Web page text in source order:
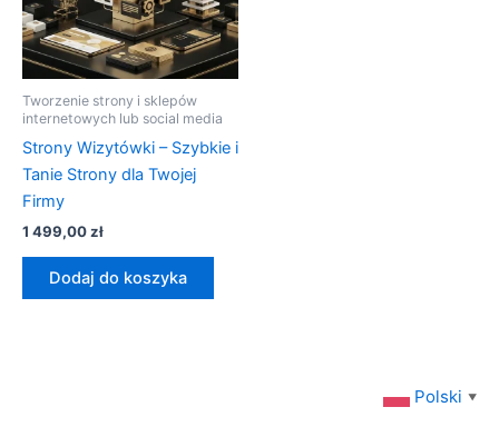
Tworzenie strony i sklepów
internetowych lub social media
Strony Wizytówki – Szybkie i
Tanie Strony dla Twojej
Firmy
1 499,00zł
Dodaj do koszyka
Polski ▼